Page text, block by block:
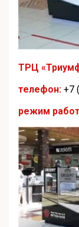
ТРЦ
телефон: +7
режим